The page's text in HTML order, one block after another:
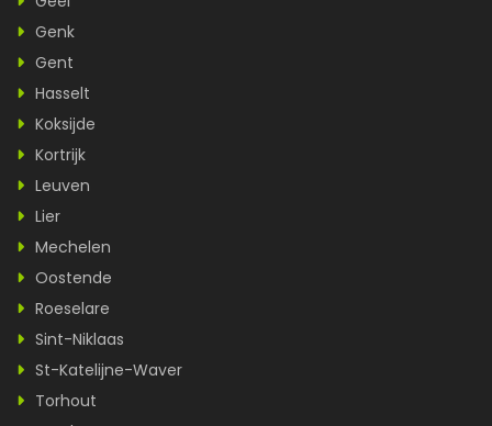
Genk
Gent
Hasselt
Koksijde
Kortrijk
Leuven
Lier
Mechelen
Oostende
Roeselare
Sint-Niklaas
St-Katelijne-Waver
Torhout